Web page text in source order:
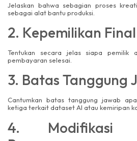
Jelaskan bahwa sebagian proses
sebagai alat bantu produksi.
2. Kepemilikan
Tentukan secara jelas siapa pemilik
pembayaran selesai.
3. Batas Tanggung
Cantumkan batas tanggung jawab
ketiga terkait dataset AI atau kemiripan
4. Modifikasi